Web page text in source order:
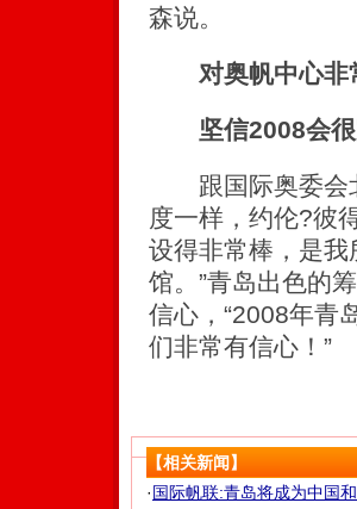
森说。
对奥帆中心非
坚信2008会很
跟国际奥委会北
度一样，约伦?彼
设得非常棒，是
馆。”青岛出色的
信心，“2008年青
们非常有信心！”
【相关新闻】
·国际帆联:青岛将成为中国